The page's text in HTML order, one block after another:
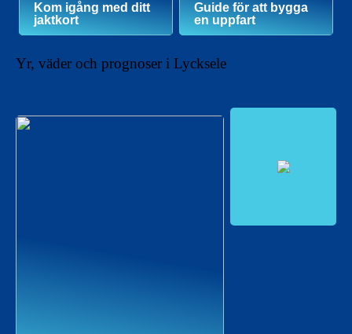
Kom igång med ditt
jaktkort
Guide för att bygga
en uppfart
Yr, väder och prognoser i Lycksele